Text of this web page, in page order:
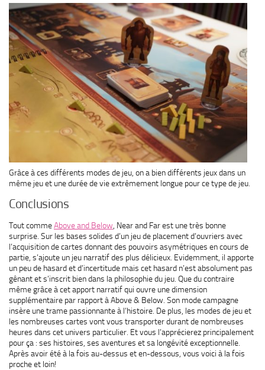
Grâce à ces différents modes de jeu, on a bien différents jeux dans un
même jeu et une durée de vie extrêmement longue pour ce type de jeu.
Conclusions
Tout commeAbove and Below, Near and Far est une très bonne
surprise. Sur les bases solides d’un jeu de placement d’ouvriers avec
l’acquisition de cartes donnant des pouvoirs asymétriques en cours de
partie, s’ajoute un jeu narratif des plus délicieux. Evidemment, il apporte
un peu de hasard et d’incertitude mais cet hasard n’est absolument pas
gênant et s’inscrit bien dans la philosophie du jeu. Que du contraire
même grâce à cet apport narratif qui ouvre une dimension
supplémentaire par rapport à Above & Below. Son mode campagne
insère une trame passionnante à l’histoire. De plus, les modes de jeu et
les nombreuses cartes vont vous transporter durant de nombreuses
heures dans cet univers particulier. Et vous l’apprécierez principalement
pour ça : ses histoires, ses aventures et sa longévité exceptionnelle.
Après avoir été à la fois au-dessus et en-dessous, vous voici à la fois
proche et loin!